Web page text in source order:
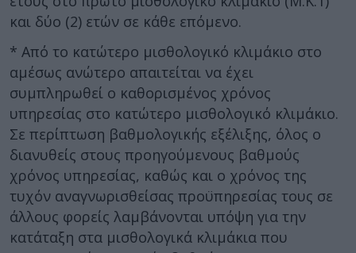
και δύο (2) ετών σε κάθε επόμενο.
* Από το κατώτερο μισθολογικό κλιμάκιο στο
αμέσως ανώτερο απαιτείται να έχει
συμπληρωθεί ο καθορισμένος χρόνος
υπηρεσίας στο κατώτερο μισθολογικό κλιμάκιο.
Σε περίπτωση βαθμολογικής εξέλιξης, όλος ο
διανυθείς στους προηγούμενους βαθμούς
χρόνος υπηρεσίας, καθώς και ο χρόνος της
τυχόν αναγνωρισθείσας προϋπηρεσίας τους σε
άλλους φορείς λαμβάνονται υπόψη για την
κατάταξη στα μισθολογικά κλιμάκια που